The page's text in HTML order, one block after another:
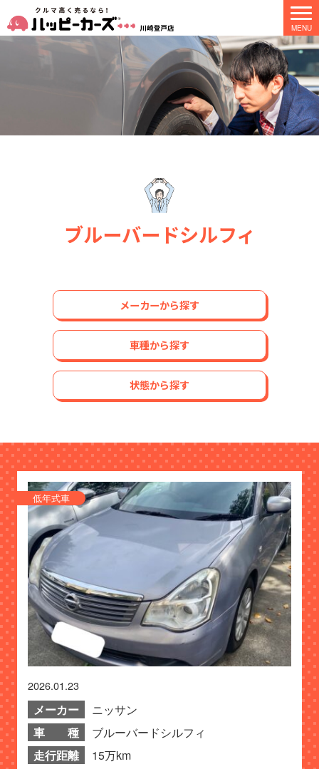
ブルーバードシルフィ
メーカーから探す
車種から探す
状態から探す
低年式車
2026.01.23
メーカー
ニッサン
車 種
ブルーバードシルフィ
走行距離
15万km